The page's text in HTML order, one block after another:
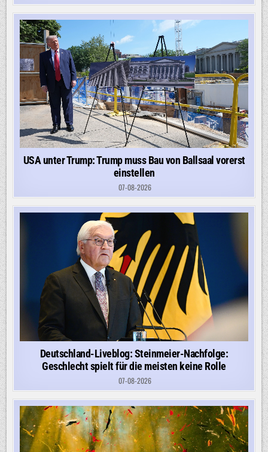
USA unter Trump: Trump muss Bau von Ballsaal vorerst
einstellen
07-08-2026
Deutschland-Liveblog: Steinmeier-Nachfolge:
Geschlecht spielt für die meisten keine Rolle
07-08-2026